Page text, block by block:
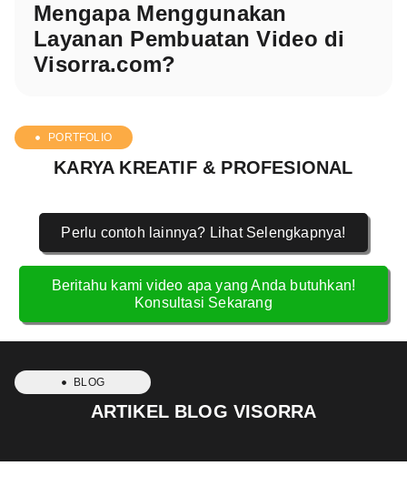
Mengapa Menggunakan
Layanan Pembuatan Video di
Visorra.com?
PORTFOLIO
KARYA KREATIF & PROFESIONAL
Perlu contoh lainnya? Lihat Selengkapnya!
Beritahu kami video apa yang Anda butuhkan!
Konsultasi Sekarang
BLOG
ARTIKEL BLOG VISORRA